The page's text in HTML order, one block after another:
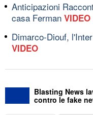
Anticipazioni
casa Ferman VIDEO
Dimarco-Diouf,
VIDEO
Blasting News
contro le fake